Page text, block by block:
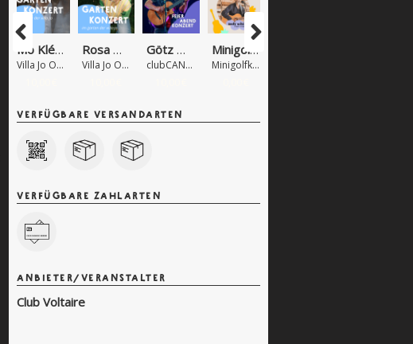
Mo Klé | Feierabend-Gartenkonzert
Villa Jo Obertürkheim
Rosa Hoelger (Solo) | Feierabend-Gartenkonzert
Villa Jo Obertürkheim
Götz Widmann | Feierabendkonzert
clubCANN
Minigolf Meets Music: Andy Wilsing
Minigolfklub Uhlandshöhe, Stuttgart
Previous
VERFÜGBARE VERSANDARTEN
VERFÜGBARE ZAHLARTEN
ANBIETER/VERANSTALTER
Club Voltaire